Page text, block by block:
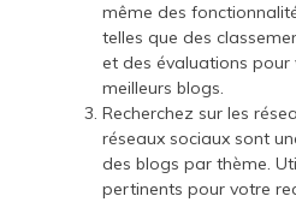
même des
telles que des
et des évaluations pour
meilleurs blogs.
Recherchez sur les
réseaux sociaux sont
des blogs par thème.
pertinents pour votre